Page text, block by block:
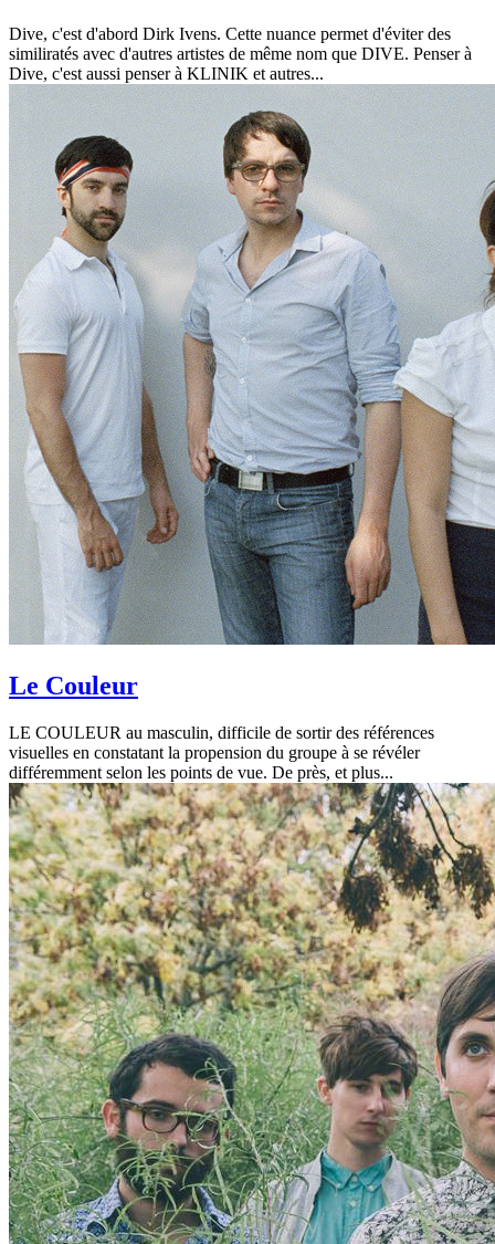
Dive, c'est d'abord Dirk Ivens. Cette nuance permet d'éviter des
similiratés avec d'autres artistes de même nom que DIVE. Penser à
Dive, c'est aussi penser à KLINIK et autres...
Le Couleur
LE COULEUR au masculin, difficile de sortir des références
visuelles en constatant la propension du groupe à se révéler
différemment selon les points de vue. De près, et plus...